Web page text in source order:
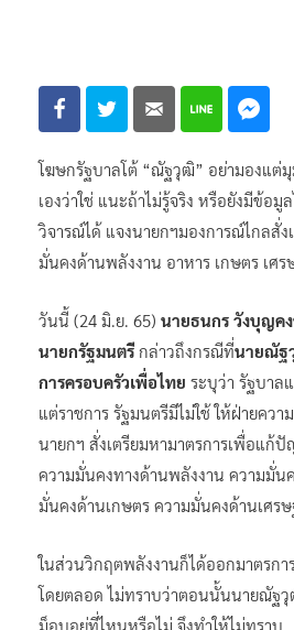
โฆษกรัฐบาลโต้ “ณัฐวุฒิ” อย่ามองแต่
เองว่าใช่ แนะถ้าไม่รู้จริง หรือยังมีข้อ
วิจารณ์ได้ แจงนายกฯมองการณ์ไกลสั่
มั่นคงด้านพลังงาน อาหาร เกษตร เศ
วันนี้ (24 มิ.ย. 65) นายธนกร วังบุญค
นายกรัฐมนตรี กล่าวถึงกรณีที่นายณัฐ
การครอบครัวเพื่อไทย ระบุว่า รัฐบาล
แต่ราชการ รัฐมนตรีมีไม่ใช้ ให้ฝ่ายคว
นายกฯ สั่งเตรียมหามาตรการเพื่อแก้
ความมั่นคงทางด้านพลังงาน ความมั่น
มั่นคงด้านเกษตร ความมั่นคงด้านเศร
ในส่วนวิกฤตพลังงานก็ได้ออกมาตรกา
โดยตลอด ไม่ทราบว่าตอนนั้นนายณัฐ
ม็อบอยู่ที่ไหนหรือไม่ จึงทำให้ไม่ทราบ